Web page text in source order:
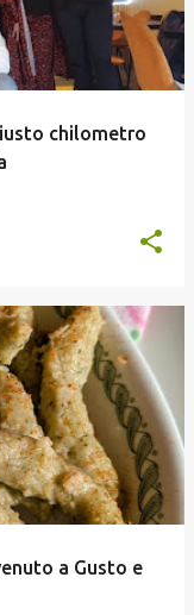
chilometro
a Gusto e